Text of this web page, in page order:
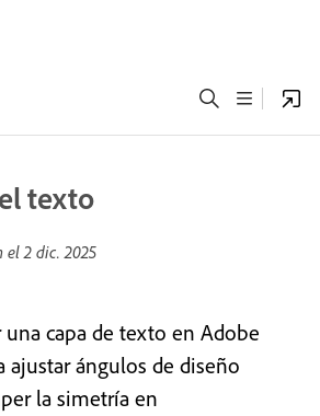
texto
el2 dic. 2025
capa de texto en Adobe
ajustar ángulos de diseño
la simetría en